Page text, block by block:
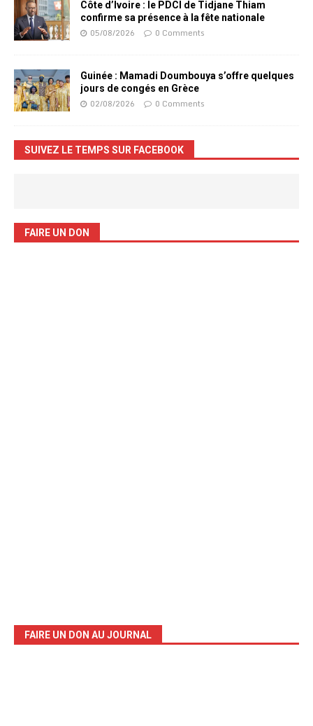
Côte d’Ivoire : le PDCI de Tidjane Thiam
confirme sa présence à la fête nationale
05/08/2026 0 Comments
Guinée : Mamadi Doumbouya s’offre quelques
jours de congés en Grèce
02/08/2026 0 Comments
SUIVEZ LE TEMPS SUR FACEBOOK
FAIRE UN DON
FAIRE UN DON AU JOURNAL